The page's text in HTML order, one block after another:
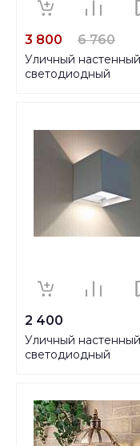
3 800 6 760
Уличный настенный
светодиодный
2 400
Уличный настенный
светодиодный